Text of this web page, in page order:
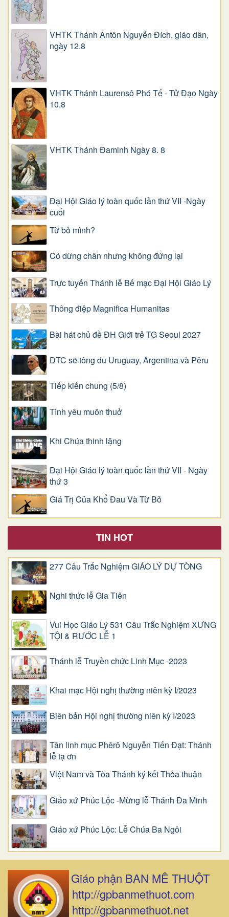
VHTK Thánh Antôn Nguyễn Ðích, giáo dân,
ngày 12.8
VHTK Thánh Laurensô Phó Tế - Tử Đạo Ngày
10.8
VHTK Thánh Đaminh Ngày 8. 8
Đại Hội Giáo lý toàn quốc lần thứ VII -Ngày
cuối
Từ bỏ mình?
Có dừng chân nhưng không đứng lại
Trực tuyến Thánh lễ Bế mạc Đại Hội Giáo Lý
Thông điệp Magnifica Humanitas
Bài hát chủ đề ĐH Giới trẻ TG Seoul 2027
ĐTC sẽ tông du Uruguay, Argentina và Pêru
Tiếp kiến chung (5/8)
Tình yêu muôn thuở
Khi Chúa thinh lặng
Đại Hội Giáo lý toàn quốc lần thứ VII - Ngày
thứ 3
Giá Trị Của Khổ Ðau Và Từ Bỏ
TIN HOT
277 Câu Trắc Nghiệm GIÁO LÝ DỰ TÒNG
Nghi thức lễ Gia Tiên
Vui Học Giáo Lý 531 Câu Trắc Nghiệm XƯNG
TỘI & RƯỚC LỄ 1
Thánh lễ Truyền chức Linh Mục -2023
Khai mạc Hội nghị thường niên kỳ I/2023
Biên bản Hội nghị thường niên kỳ I/2023
Tân linh mục Phêrô Nguyễn Tiến Đạt: Thánh
lễ tạ ơn
Việt Nam và Tòa Thánh ký kết Thỏa thuận
Giáo xứ Phúc Lộc -Mừng lễ Thánh Đa Minh
Giáo xứ Phúc Lộc: Lễ Chúa Ba Ngôi
Giáo phận BAN MÊ THUỘT
http://gpbanmethuot.com
http://gpbanmethuot.net